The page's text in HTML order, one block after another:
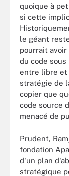
quoique à
si cette
le géant
pourrait avoir
du code
entre libre et
stratégie de
copier que
code source
menacé de
Prudent,
fondation
d'un plan
stratégique